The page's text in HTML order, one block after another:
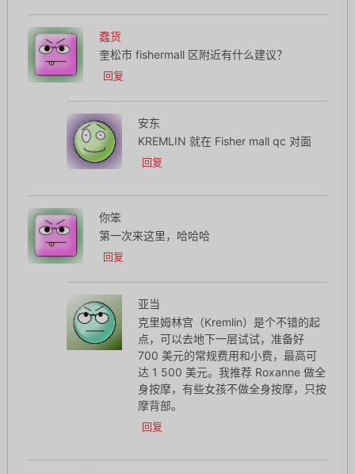
蠢货
奎松市 fishermall 区附近有什么建议？
回复
安东
KREMLIN 就在 Fisher mall qc 对面
回复
你笨
第一次来这里，哈哈哈
回复
亚当
克里姆林宫（Kremlin）是个不错的起
点，可以去地下一层试试，准备好
700 美元的常规费用和小费，最高可
达 1 500 美元。我推荐 Roxanne 做全
身按摩，有些女孩不做全身按摩，只按
摩背部。
回复